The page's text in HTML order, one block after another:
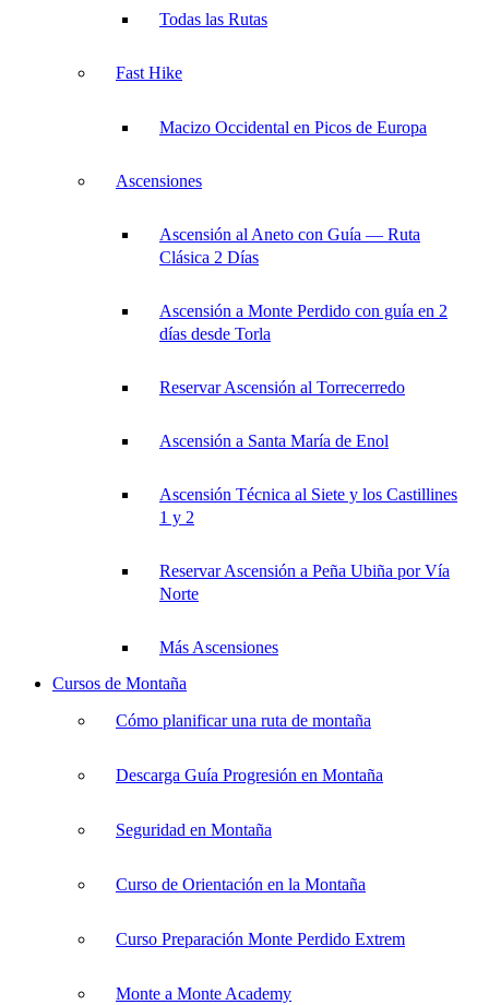
Todas las Rutas
Fast Hike
Macizo Occidental en Picos de Europa
Ascensiones
Ascensión al Aneto con Guía — Ruta
Clásica 2 Días
Ascensión a Monte Perdido con guía en 2
días desde Torla
Reservar Ascensión al Torrecerredo
Ascensión a Santa María de Enol
Ascensión Técnica al Siete y los Castillines
1 y 2
Reservar Ascensión a Peña Ubiña por Vía
Norte
Más Ascensiones
Cursos de Montaña
Cómo planificar una ruta de montaña
Descarga Guía Progresión en Montaña
Seguridad en Montaña
Curso de Orientación en la Montaña
Curso Preparación Monte Perdido Extrem
Monte a Monte Academy